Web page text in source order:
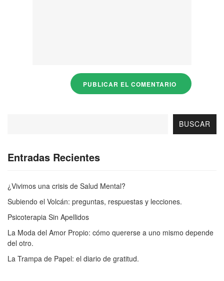
BUSCAR
Entradas Recientes
¿Vivimos una crisis de Salud Mental?
Subiendo el Volcán: preguntas, respuestas y lecciones.
Psicoterapia Sin Apellidos
La Moda del Amor Propio: cómo quererse a uno mismo depende
del otro.
La Trampa de Papel: el diario de gratitud.